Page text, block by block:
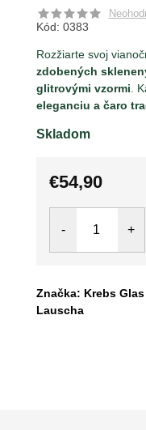
Kód: 0383
Rozžiarte svoj
zdobených
glitrovými vzormi .
eleganciu a čaro
Skladom
€54,90
Značka: Krebs Glas
Lauscha